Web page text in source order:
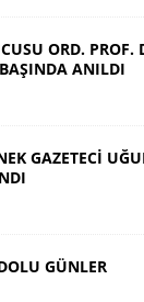
ORD. PROF.
ANILDI
GAZETECİ
GÜNLER